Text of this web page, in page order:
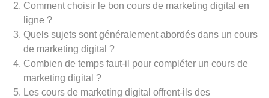
Comment choisir le bon cours de marketing digital en
ligne ?
Quels sujets sont généralement abordés dans un cours
de marketing digital ?
Combien de temps faut-il pour compléter un cours de
marketing digital ?
Les cours de marketing digital offrent-ils des